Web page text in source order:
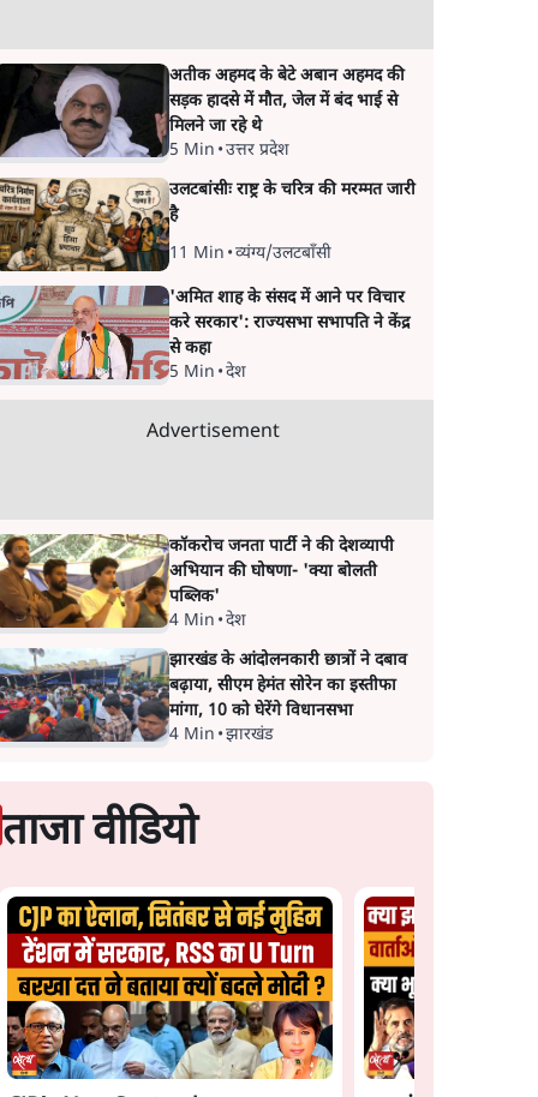
अतीक अहमद के बेटे अबान अहमद की
सड़क हादसे में मौत, जेल में बंद भाई से
मिलने जा रहे थे
5 Min •उत्तर प्रदेश
उलटबांसीः राष्ट्र के चरित्र की मरम्मत जारी
है
11 Min •व्यंग्य/उलटबाँसी
'अमित शाह के संसद में आने पर विचार
करे सरकार': राज्यसभा सभापति ने केंद्र
से कहा
5 Min •देश
Advertisement
कॉकरोच जनता पार्टी ने की देशव्यापी
अभियान की घोषणा- 'क्या बोलती
पब्लिक'
4 Min •देश
झारखंड के आंदोलनकारी छात्रों ने दबाव
बढ़ाया, सीएम हेमंत सोरेन का इस्तीफा
मांगा, 10 को घेरेंगे विधानसभा
4 Min •झारखंड
ताजा वीडियो